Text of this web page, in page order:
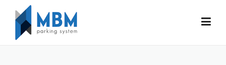
Skip to content